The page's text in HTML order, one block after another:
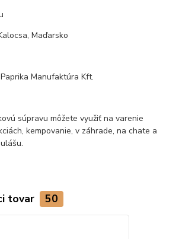
Maďarsko
Manufaktúra Kft.
súpravu môžete využiť na varenie
kempovanie, v záhrade, na chate a
tovar 50